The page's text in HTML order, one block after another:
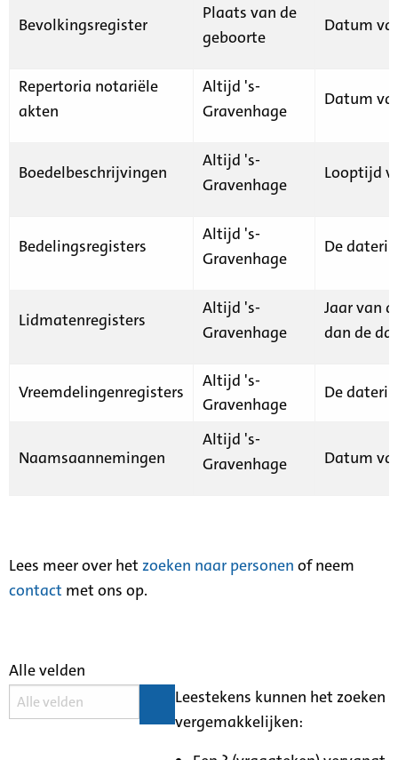
Bevolkingsregister
Plaats van de
geboorte
Datum
Repertoria notariële
akten
Altijd 's-
Gravenhage
Datum
Boedelbeschrijvingen
Altijd 's-
Gravenhage
Looptijd
Bedelingsregisters
Altijd 's-
Gravenhage
De
Lidmatenregisters
Altijd 's-
Gravenhage
Jaar van
dan de
Vreemdelingenregisters
Altijd 's-
Gravenhage
De
Naamsaannemingen
Altijd 's-
Gravenhage
Datum
Lees meer over het zoeken naar personen of neem
contact met ons op.
Alle velden
Leestekens kunnen het zoeken
vergemakkelijken: